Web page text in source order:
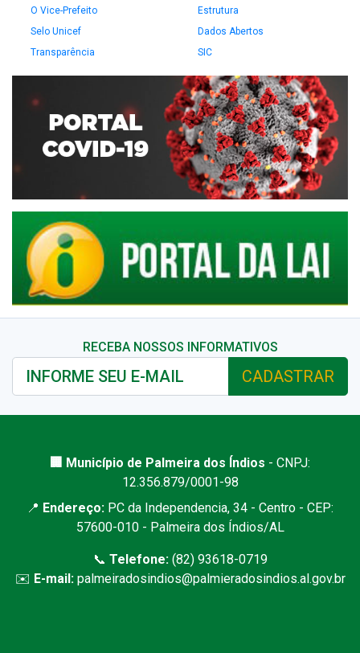
O Vice-Prefeito
Estrutura
Selo Unicef
Dados Abertos
Transparência
SIC
RECEBA NOSSOS INFORMATIVOS
CADASTRAR
🏢 Município de Palmeira dos Índios - CNPJ:
12.356.879/0001-98
📍 Endereço: PC da Independencia, 34 - Centro - CEP:
57600-010 - Palmeira dos Índios/AL
📞 Telefone:(82) 93618-0719
✉️ E-mail: palmeiradosindios@palmieradosindios.al.gov.br